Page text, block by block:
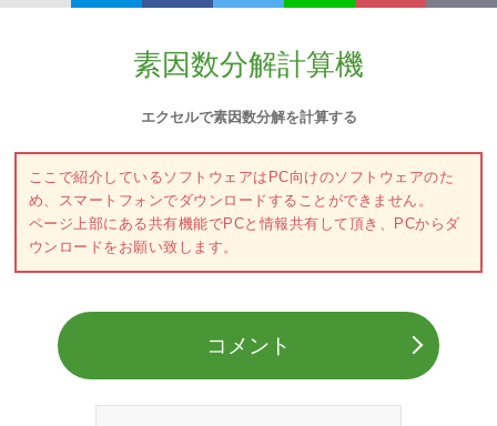
素因数分解計算機
エクセルで素因数分解を計算する
ここで紹介しているソフトウェアはPC向けのソフトウェアのた
め、スマートフォンでダウンロードすることができません。
ページ上部にある共有機能でPCと情報共有して頂き、PCからダ
ウンロードをお願い致します。
コメント